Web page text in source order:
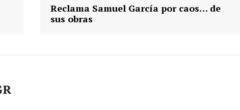
Reclama Samuel García por caos… de
sus obras